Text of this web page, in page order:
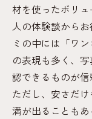
材を使ったボリ
人の体験談から
ミの中には「ワ
の表現も多く、
認できるものが信
ただし、安さだ
満が出ることも